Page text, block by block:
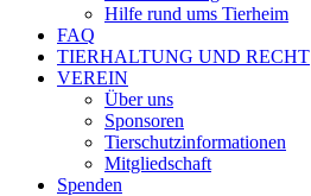
Hilfe rund ums Tierheim
FAQ
TIERHALTUNG UND RECHT
VEREIN
Über uns
Sponsoren
Tierschutzinformationen
Mitgliedschaft
Spenden